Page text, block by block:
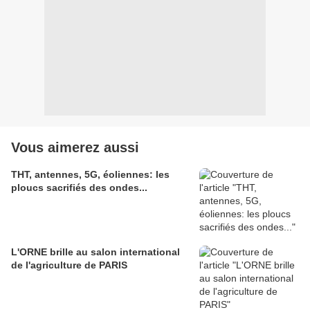
Vous aimerez aussi
THT, antennes, 5G, éoliennes: les
ploucs sacrifiés des ondes...
L'ORNE brille au salon international
de l'agriculture de PARIS